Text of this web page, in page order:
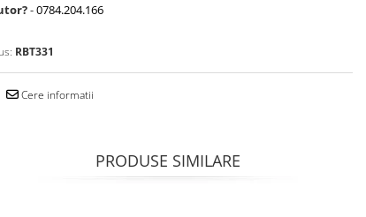
-0784.204.166
RBT331
Cere informatii
PRODUSE SIMILARE